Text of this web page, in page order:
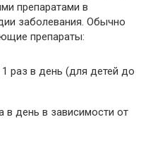
препаратами в
заболевания. Обычно
препараты:
раз в день (для детей до
в день в зависимости от